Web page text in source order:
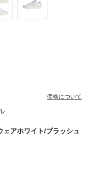
価格について
ェアホワイト/ブラッシュ